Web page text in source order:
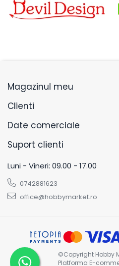
Magazinul meu
Clienti
Date comerciale
Suport clienti
Luni - Vineri: 09.00 - 17.00
0742881623
office@hobbymarket.ro
©Copyright Hobby
Platforma E-